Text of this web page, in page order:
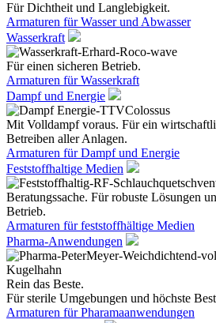
Für Dichtheit und Langlebigkeit.
Armaturen für Wasser und Abwasser
Wasserkraft
Für einen sicheren Betrieb.
Armaturen für Wasserkraft
Dampf und Energie
Mit Volldampf voraus. Für ein
Betreiben aller Anlagen.
Armaturen für Dampf und Energie
Feststoffhaltige Medien
Beratungssache. Für robuste Lösungen
Betrieb.
Armaturen für feststoffhältige Medien
Pharma-Anwendungen
Rein das Beste.
Für sterile Umgebungen und höchste
Armaturen für Pharamaanwendungen